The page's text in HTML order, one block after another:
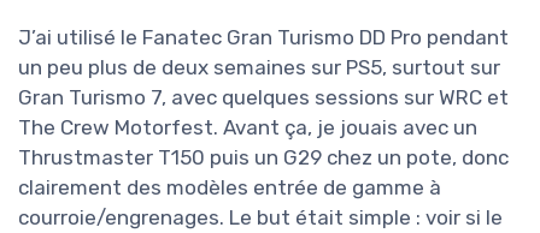
J’ai utilisé le Fanatec Gran Turismo DD Pro pendant
un peu plus de deux semaines sur PS5, surtout sur
Gran Turismo 7, avec quelques sessions sur WRC et
The Crew Motorfest. Avant ça, je jouais avec un
Thrustmaster T150 puis un G29 chez un pote, donc
clairement des modèles entrée de gamme à
courroie/engrenages. Le but était simple : voir si le